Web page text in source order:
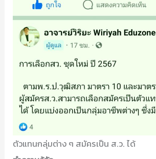
ตัวแทนกลุ่มต่าง ๆ สมัครเป็น ส.ว. ได้